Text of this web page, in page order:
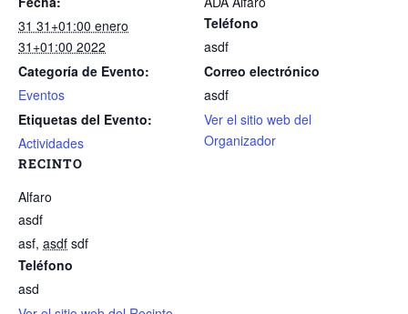
31 31+01:00 enero
31+01:00 2022
Categoría de Evento:
Eventos
Etiquetas del Evento:
Actividades
RECINTO
Alfaro
asdf
asf, asdf sdf
Teléfono
asd
Teléfono
asdf
Correo electrónico
asdf
Ver el sitio web del
Organizador